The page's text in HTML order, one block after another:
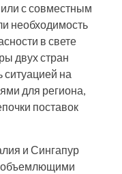
с совместным
необходимость
в свете
двух стран
на
для региона,
поставок
и Сингапур